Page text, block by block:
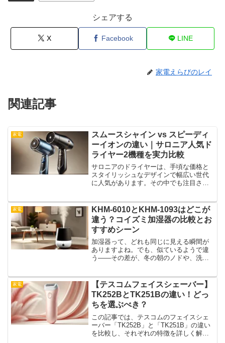
シェアする
X Facebook LINE
家電えらびのレイ
関連記事
家電
スムースシャイン vs スピーディ
ーイオンの違い｜サロニア人気ド
ライヤー2機種を実力比較
サロニアのドライヤーは、手頃な価格と
スタイリッシュなデザインで幅広い世代
に人気があります。その中でも注目され
目はよく似ていますが、実際に比べてみ
ると風量・温度・重さ・使い...
家電
KHM-6010とKHM-1093はどこが
違う？コイズミ加湿器の比較とお
すすめシーン
加湿器って、どれも同じに見える瞬間が
ありますよね。でも、似ているようで違
う——その差が、冬の朝のノドや、洗濯
「KHM-1093」。型番だけ聞くと兄弟みた
いな2台...
家電
【テスコムフェイスシェーバー】
TK252BとTK251Bの違い！どっ
ちを選ぶべき？
この記事では、テスコムのフェイスシェ
ーバー「TK252B」と「TK251B」の違い
を比較し、それぞれの特徴を詳しく解説